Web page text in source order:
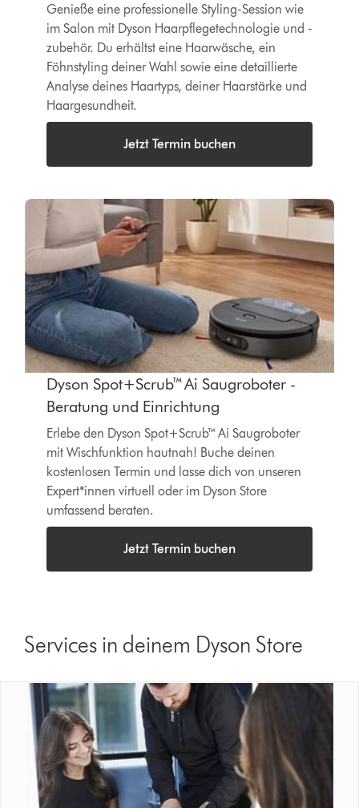
Genieße eine professionelle Styling-Session wie
im Salon mit Dyson Haarpflegetechnologie und -
zubehör. Du erhältst eine Haarwäsche, ein
Föhnstyling deiner Wahl sowie eine detaillierte
Analyse deines Haartyps, deiner Haarstärke und
Haargesundheit.
Jetzt Termin buchen
Dyson Spot+Scrub™ Ai Saugroboter -
Beratung und Einrichtung
Erlebe den Dyson Spot+Scrub™ Ai Saugroboter
mit Wischfunktion hautnah! Buche deinen
kostenlosen Termin und lasse dich von unseren
Expert*innen virtuell oder im Dyson Store
umfassend beraten.
Jetzt Termin buchen
Services in deinem Dyson Store